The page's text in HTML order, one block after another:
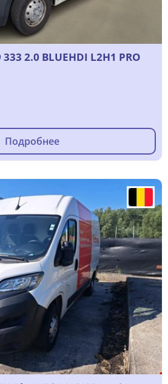
2.0 BLUEHDI L2H1 PRO
Подробнее